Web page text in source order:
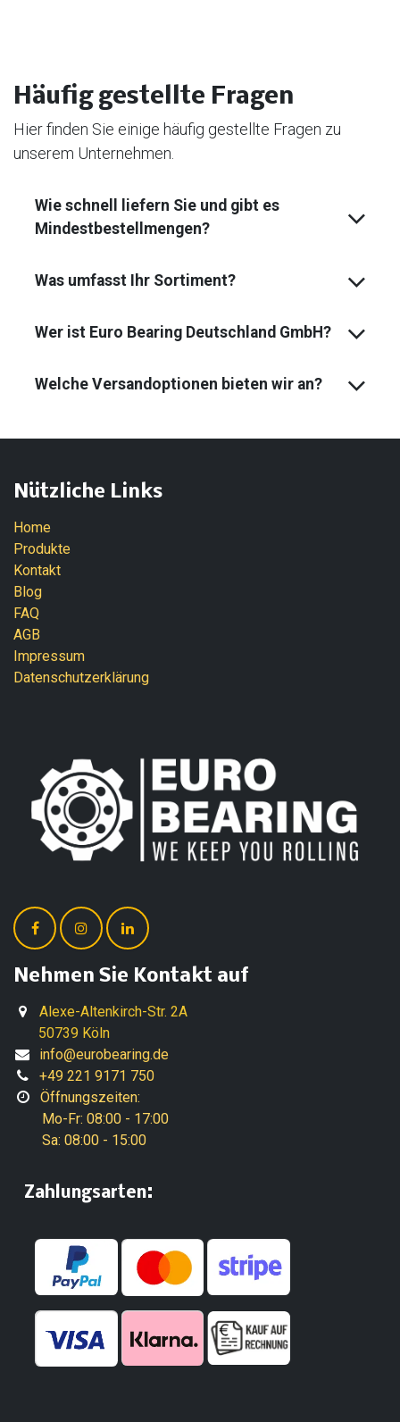
Häufig gestellte Fragen
Hier finden Sie einige häufig gestellte Fragen zu
unserem Unternehmen.
Wie schnell liefern Sie und gibt es
Mindest­bestell­mengen?
Was umfasst Ihr Sortiment?
Wer ist Euro Bearing Deutschland GmbH?
Welche Versandoptionen bieten wir an?
Nützliche Links
Home
Produkte
Kontakt
Blog
FAQ
AGB
Impressum
Datenschutzerklärung
Nehmen Sie Kontakt auf
Alexe-Altenkirch-Str. 2A
50739 Köln
info@eurobearing.de
+49 221 9171 750
Öffnungszeiten:
Mo-Fr: 08:00 - 17:00
Sa: 08:00 - 15:00
​Zahlungsarten: